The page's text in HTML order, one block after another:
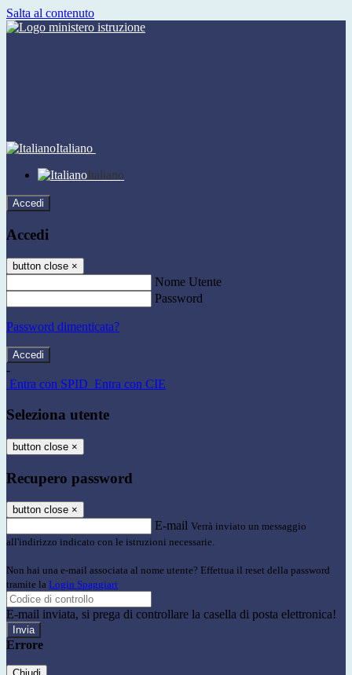
Salta al contenuto
Italiano
Italiano
Accedi
Accedi
button close ×
Nome Utente
Password
Password dimenticata?
-
Entra con SPID Entra con CIE
Seleziona utente
button close ×
Recupero password
button close ×
E-mail Verrà inviato un messaggio
all'indirizzo indicato con le istruzioni necessarie.
Non hai una e-mail associata al nome utente? Effettua il reset della password
tramite la Login Spaggiari
E-mail inviata, si prega di controllare la casella di posta elettronica!
Errore